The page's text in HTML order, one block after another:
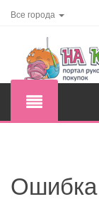
Все города
Ошибка